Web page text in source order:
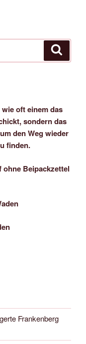
oft einem das
sondern das
den Weg wieder
finden.
Beipackzettel
Frankenberg